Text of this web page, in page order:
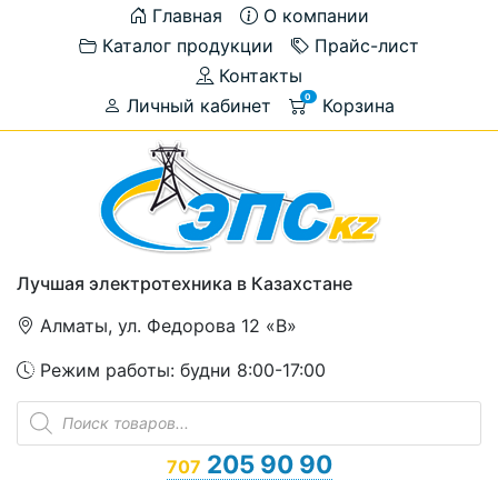
Главная
О компании
Каталог продукции
Прайс-лист
Контакты
Личный кабинет
0 Корзина
Лучшая электротехника в Казахстане
Алматы, ул. Федорова 12 «В»
Режим работы: будни 8:00-17:00
Поиск
товаров
707 205 90 90